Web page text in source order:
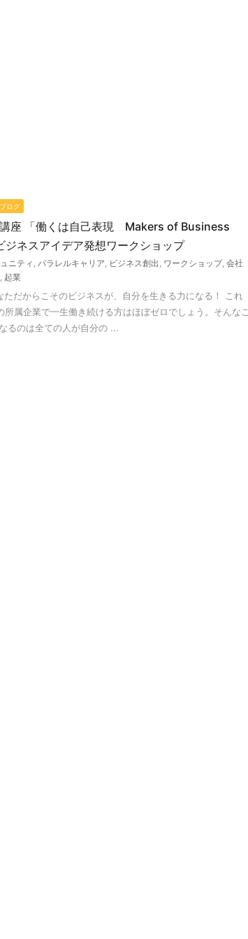
ブログ
講座 「働くは自己表現 Makers of Business
ネスアイデア発想ワークショップ
ニティ , パラレルキャリア, ビジネス創出 , ワークショップ, 会社
, 起業
ただからこそのビジネスが、自分を生きる力になる！ これ
属企業で一生働き続ける方はほぼゼロでしょう。そんなこ
るのは全ての人が自分の ...